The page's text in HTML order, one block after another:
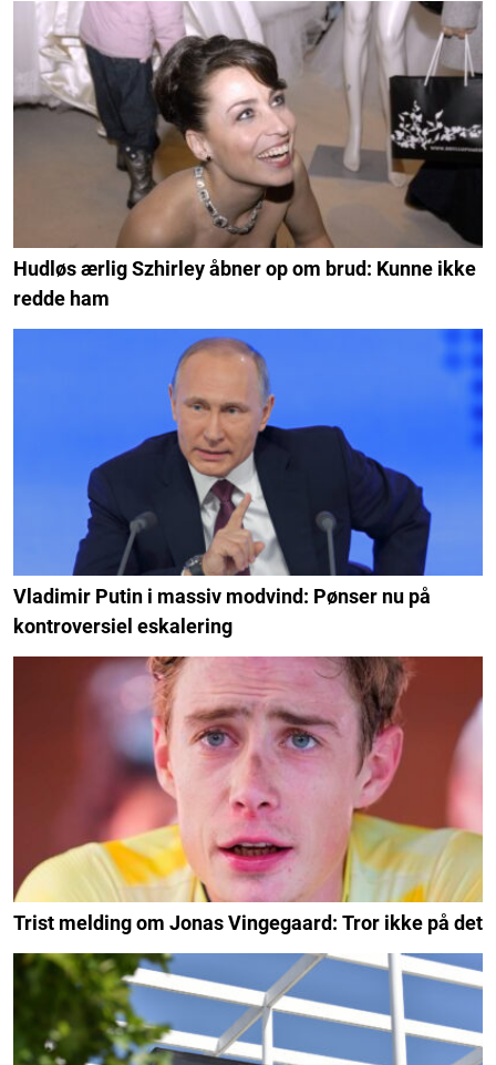
Hudløs ærlig Szhirley åbner op om brud: Kunne ikke
redde ham
Vladimir Putin i massiv modvind: Pønser nu på
kontroversiel eskalering
Trist melding om Jonas Vingegaard: Tror ikke på det